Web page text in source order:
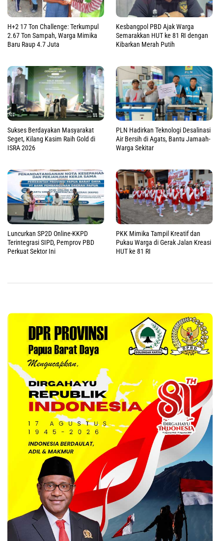
H+2 17 Ton Challenge: Terkumpul
2.67 Ton Sampah, Warga Mimika
Baru Raup 4.7 Juta
Kesbangpol PBD Ajak Warga
Semarakkan HUT ke 81 RI dengan
Kibarkan Merah Putih
Sukses Berdayakan Masyarakat
Seget, Kilang Kasim Raih Gold di
ISRA 2026
PLN Hadirkan Teknologi Desalinasi
Air Bersih di Agats, Bantu Jamaah-
Warga Sekitar
Luncurkan SP2D Online-KKPD
Terintegrasi SIPD, Pemprov PBD
Perkuat Sektor Ini
PKK Mimika Tampil Kreatif dan
Pukau Warga di Gerak Jalan Kreasi
HUT ke 81 RI